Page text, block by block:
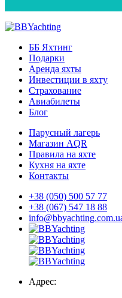
ББ Яхтинг
Подарки
Аренда яхты
Инвестиции в яхту
Страхование
Авиабилеты
Блог
Парусный лагерь
Магазин AQR
Правила на яхте
Кухня на яхте
Контакты
+38 (050) 500 57 77
+38 (067) 547 18 88
Адрес: